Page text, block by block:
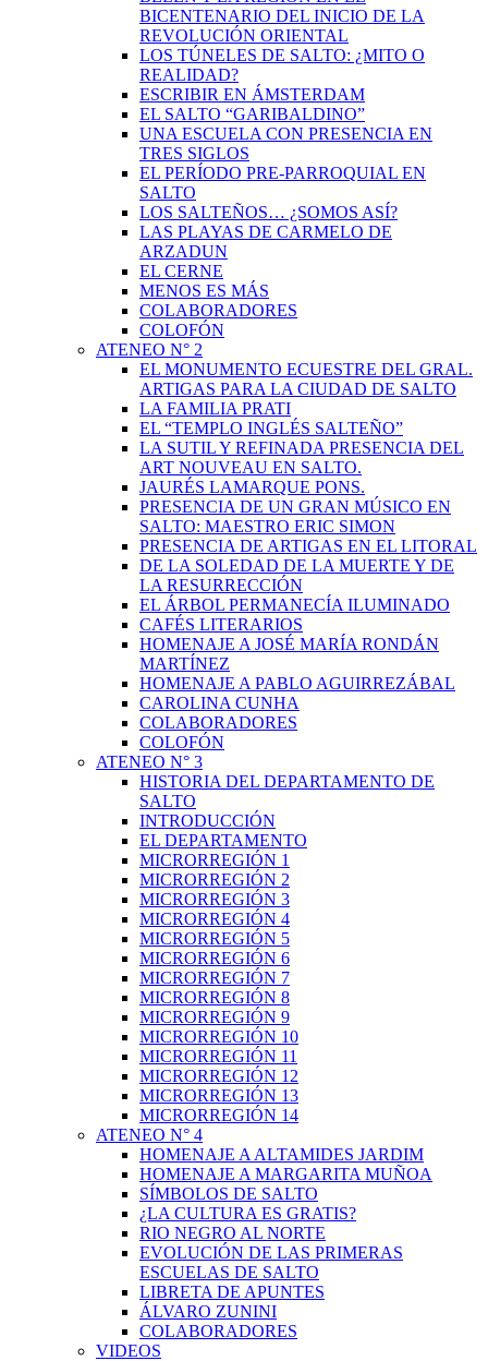
BICENTENARIO DEL INICIO DE LA
REVOLUCIÓN ORIENTAL
LOS TÚNELES DE SALTO: ¿MITO O
REALIDAD?
ESCRIBIR EN ÁMSTERDAM
EL SALTO “GARIBALDINO”
UNA ESCUELA CON PRESENCIA EN
TRES SIGLOS
EL PERÍODO PRE-PARROQUIAL EN
SALTO
LOS SALTEÑOS… ¿SOMOS ASÍ?
LAS PLAYAS DE CARMELO DE
ARZADUN
EL CERNE
MENOS ES MÁS
COLABORADORES
COLOFÓN
ATENEO N° 2
EL MONUMENTO ECUESTRE DEL GRAL.
ARTIGAS PARA LA CIUDAD DE SALTO
LA FAMILIA PRATI
EL “TEMPLO INGLÉS SALTEÑO”
LA SUTIL Y REFINADA PRESENCIA DEL
ART NOUVEAU EN SALTO.
JAURÉS LAMARQUE PONS.
PRESENCIA DE UN GRAN MÚSICO EN
SALTO: MAESTRO ERIC SIMON
PRESENCIA DE ARTIGAS EN EL LITORAL
DE LA SOLEDAD DE LA MUERTE Y DE
LA RESURRECCIÓN
EL ÁRBOL PERMANECÍA ILUMINADO
CAFÉS LITERARIOS
HOMENAJE A JOSÉ MARÍA RONDÁN
MARTÍNEZ
HOMENAJE A PABLO AGUIRREZÁBAL
CAROLINA CUNHA
COLABORADORES
COLOFÓN
ATENEO N° 3
HISTORIA DEL DEPARTAMENTO DE
SALTO
INTRODUCCIÓN
EL DEPARTAMENTO
MICRORREGIÓN 1
MICRORREGIÓN 2
MICRORREGIÓN 3
MICRORREGIÓN 4
MICRORREGIÓN 5
MICRORREGIÓN 6
MICRORREGIÓN 7
MICRORREGIÓN 8
MICRORREGIÓN 9
MICRORREGIÓN 10
MICRORREGIÓN 11
MICRORREGIÓN 12
MICRORREGIÓN 13
MICRORREGIÓN 14
ATENEO N° 4
HOMENAJE A ALTAMIDES JARDIM
HOMENAJE A MARGARITA MUÑOA
SÍMBOLOS DE SALTO
¿LA CULTURA ES GRATIS?
RIO NEGRO AL NORTE
EVOLUCIÓN DE LAS PRIMERAS
ESCUELAS DE SALTO
LIBRETA DE APUNTES
ÁLVARO ZUNINI
COLABORADORES
VIDEOS